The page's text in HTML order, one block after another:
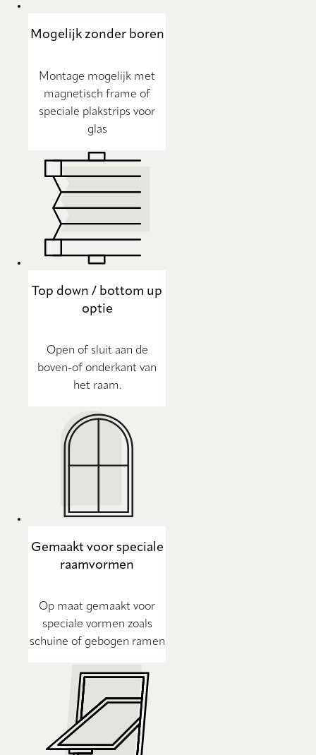
Mogelijk zonder boren
Montage mogelijk met
magnetisch frame of
speciale plakstrips voor
glas
Top down / bottom up
optie
Open of sluit aan de
boven-of onderkant van
het raam.
Gemaakt voor speciale
raamvormen
Op maat gemaakt voor
speciale vormen zoals
schuine of gebogen ramen